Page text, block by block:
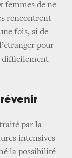
femmes de ne
rencontrent
fois, si de
pour
difficilement
par la
intensives
la possibilité